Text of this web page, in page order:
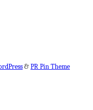
&PR Pin Theme